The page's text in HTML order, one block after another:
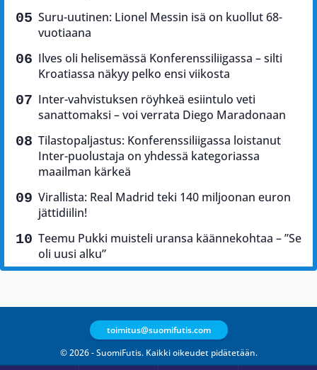
Suru-uutinen: Lionel Messin isä on kuollut 68-
vuotiaana
Ilves oli helisemässä Konferenssiliigassa – silti
Kroatiassa näkyy pelko ensi viikosta
Inter-vahvistuksen röyhkeä esiintulo veti
sanattomaksi – voi verrata Diego Maradonaan
Tilastopaljastus: Konferenssiliigassa loistanut
Inter-puolustaja on yhdessä kategoriassa
maailman kärkeä
Virallista: Real Madrid teki 140 miljoonan euron
jättidiilin!
Teemu Pukki muisteli uransa käännekohtaa – ”Se
oli uusi alku”
© 2026 - SuomiFutis. Kaikki oikeudet pidätetään.
toimitus@suomifutis.com